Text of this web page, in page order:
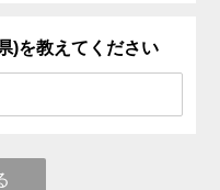
)を教えてください